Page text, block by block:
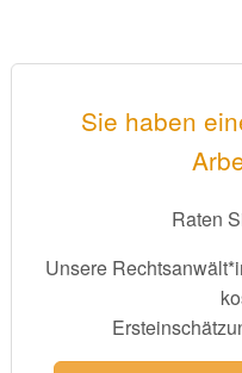
Sie haben
Raten
Unsere